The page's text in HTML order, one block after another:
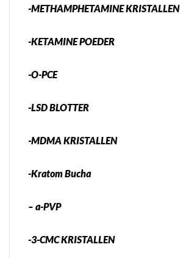
-METHAMPHETAMINE KRISTALLEN
-KETAMINE POEDER
-O-PCE
-LSD BLOTTER
-MDMA KRISTALLEN
-Kratom Bucha
– a-PVP
-3-CMC KRISTALLEN